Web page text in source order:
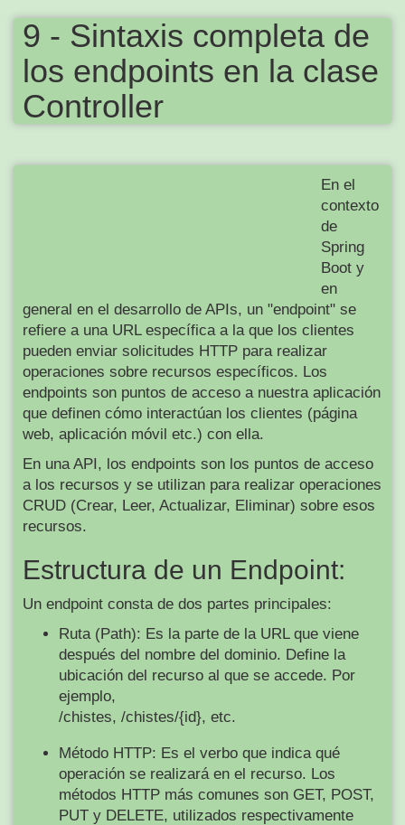
9 - Sintaxis completa de
los endpoints en la clase
Controller
En el
contexto
de
Spring
Boot y
en
general en el desarrollo de APIs, un "endpoint" se
refiere a una URL específica a la que los clientes
pueden enviar solicitudes HTTP para realizar
operaciones sobre recursos específicos. Los
endpoints son puntos de acceso a nuestra aplicación
que definen cómo interactúan los clientes (página
web, aplicación móvil etc.) con ella.
En una API, los endpoints son los puntos de acceso
a los recursos y se utilizan para realizar operaciones
CRUD (Crear, Leer, Actualizar, Eliminar) sobre esos
recursos.
Estructura de un Endpoint:
Un endpoint consta de dos partes principales:
Ruta (Path): Es la parte de la URL que viene
después del nombre del dominio. Define la
ubicación del recurso al que se accede. Por
ejemplo,
/chistes, /chistes/{id}, etc.
Método HTTP: Es el verbo que indica qué
operación se realizará en el recurso. Los
métodos HTTP más comunes son GET, POST,
PUT y DELETE, utilizados respectivamente